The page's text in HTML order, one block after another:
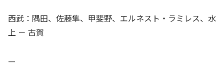
西武：隅田、佐藤隼、甲斐野、エルネスト・ラミレス、水
上 － 古賀
—